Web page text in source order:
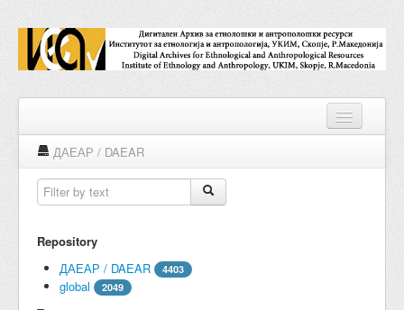
Repositories
Digital Objects
Accessions
ДАЕАР / DAEAR
Repository
ДАЕАР / DAEAR
4403
global 2049